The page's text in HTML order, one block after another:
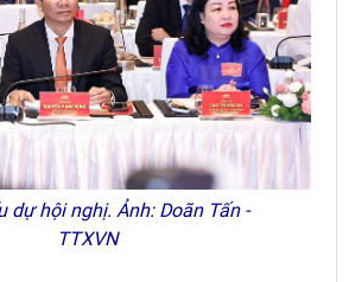
dự hội nghị. Ảnh: Doãn Tấn -
TTXVN